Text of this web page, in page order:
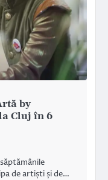
by
Cluj în 6
de artiști și de…